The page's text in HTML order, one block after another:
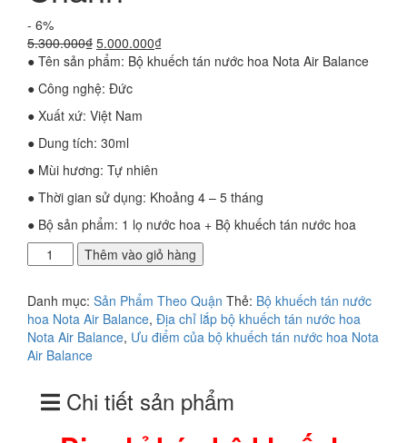
- 6%
5.300.000₫ Giá
gốc
5.300.000₫.
5.000.000₫Giá
hiện
● Tên sản phẩm: Bộ khuếch tán nước hoa Nota Air Balance
● Công nghệ: Đức
● Xuất xứ: Việt Nam
● Dung tích: 30ml
● Mùi hương: Tự nhiên
● Thời gian sử dụng: Khoảng 4 – 5 tháng
● Bộ sản phẩm: 1 lọ nước hoa + Bộ khuếch tán nước hoa
chỉ
bộ
khuếch
tán
nước
Nota
Air
Thêm vào giỏ hàng
Danh mục: Sản Phẩm Theo Quận Thẻ: Bộ khuếch tán nước
hoa Nota Air Balance, Địa chỉ lắp bộ khuếch tán nước hoa
Nota Air Balance, Ưu điểm của bộ khuếch tán nước hoa Nota
Air Balance
Chi tiết sản phẩm